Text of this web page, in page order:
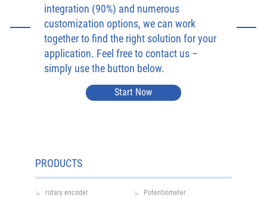
integration (90%) and numerous
customization options, we can work
together to find the right solution for your
application. Feel free to contact us –
simply use the button below.
Start Now
PRODUCTS
rotary encoder
Potentiometer